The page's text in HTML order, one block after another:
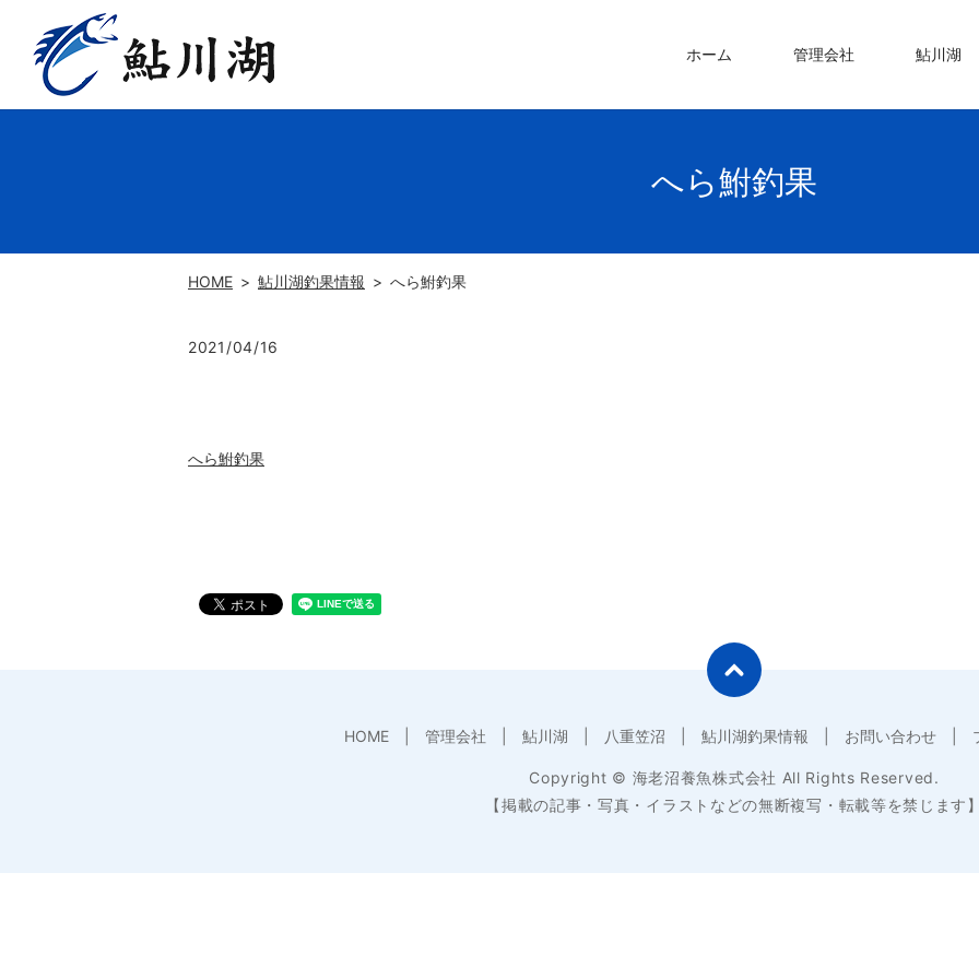
ホーム 管理会社 鮎川湖
へら鮒釣果
HOME 鮎川湖釣果情報 へら鮒釣果
2021/04/16
へら鮒釣果
HOME 管理会社 鮎川湖 八重笠沼 鮎川湖釣果情報 お問い合わせ
Copyright © 海老沼養魚株式会社 All Rights Reserved.
【掲載の記事・写真・イラストなどの無断複写・転載等を禁じます】